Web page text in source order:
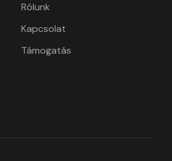
Rólunk
Kapcsolat
Támogatás